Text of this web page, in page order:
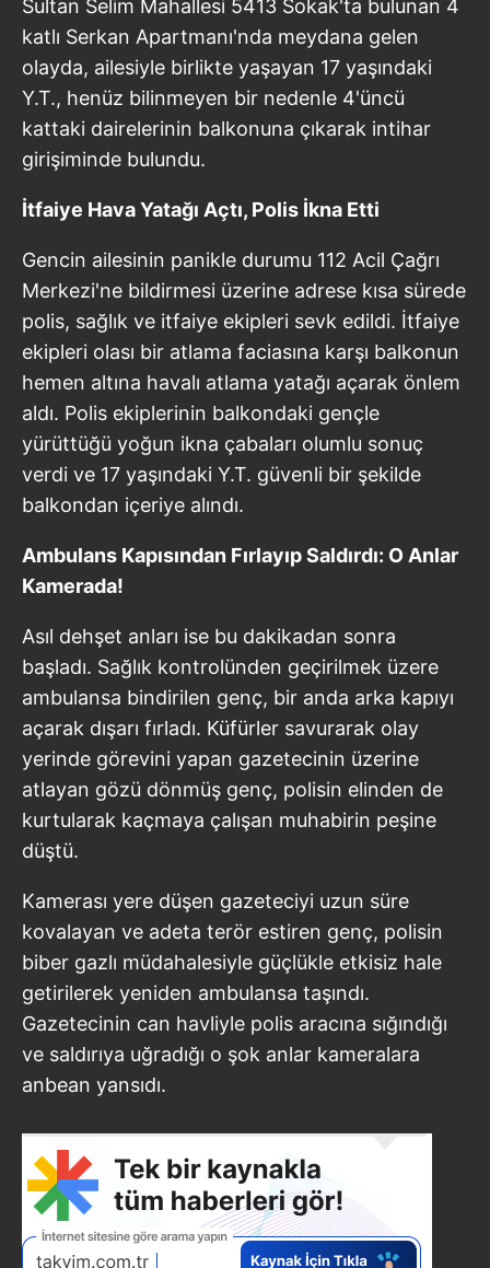
Sultan Selim Mahallesi 5413 Sokak'ta bulunan 4
katlı Serkan Apartmanı'nda meydana gelen
olayda, ailesiyle birlikte yaşayan 17 yaşındaki
Y.T., henüz bilinmeyen bir nedenle 4'üncü
kattaki dairelerinin balkonuna çıkarak intihar
girişiminde bulundu.
İtfaiye Hava Yatağı Açtı, Polis İkna Etti
Gencin ailesinin panikle durumu 112 Acil Çağrı
Merkezi'ne bildirmesi üzerine adrese kısa sürede
polis, sağlık ve itfaiye ekipleri sevk edildi. İtfaiye
ekipleri olası bir atlama faciasına karşı balkonun
hemen altına havalı atlama yatağı açarak önlem
aldı. Polis ekiplerinin balkondaki gençle
yürüttüğü yoğun ikna çabaları olumlu sonuç
verdi ve 17 yaşındaki Y.T. güvenli bir şekilde
balkondan içeriye alındı.
Ambulans Kapısından Fırlayıp Saldırdı: O Anlar
Kamerada!
Asıl dehşet anları ise bu dakikadan sonra
başladı. Sağlık kontrolünden geçirilmek üzere
ambulansa bindirilen genç, bir anda arka kapıyı
açarak dışarı fırladı. Küfürler savurarak olay
yerinde görevini yapan gazetecinin üzerine
atlayan gözü dönmüş genç, polisin elinden de
kurtularak kaçmaya çalışan muhabirin peşine
düştü.
Kamerası yere düşen gazeteciyi uzun süre
kovalayan ve adeta terör estiren genç, polisin
biber gazlı müdahalesiyle güçlükle etkisiz hale
getirilerek yeniden ambulansa taşındı.
Gazetecinin can havliyle polis aracına sığındığı
ve saldırıya uğradığı o şok anlar kameralara
anbean yansıdı.